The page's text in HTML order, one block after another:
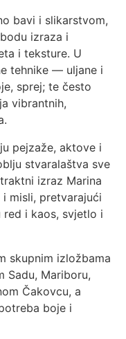
bavi i slikarstvom,
izraza i
i teksture. U
tehnike — uljane i
sprej; te često
vibrantnih,
pejzaže, aktove i
stvaralaštva sve
izraz Marina
misli, pretvarajući
i kaos, svjetlo i
skupnim izložbama
Sadu, Mariboru,
Čakovcu, a
boje i